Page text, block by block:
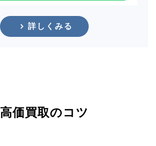
詳しくみる
高価買取のコツ